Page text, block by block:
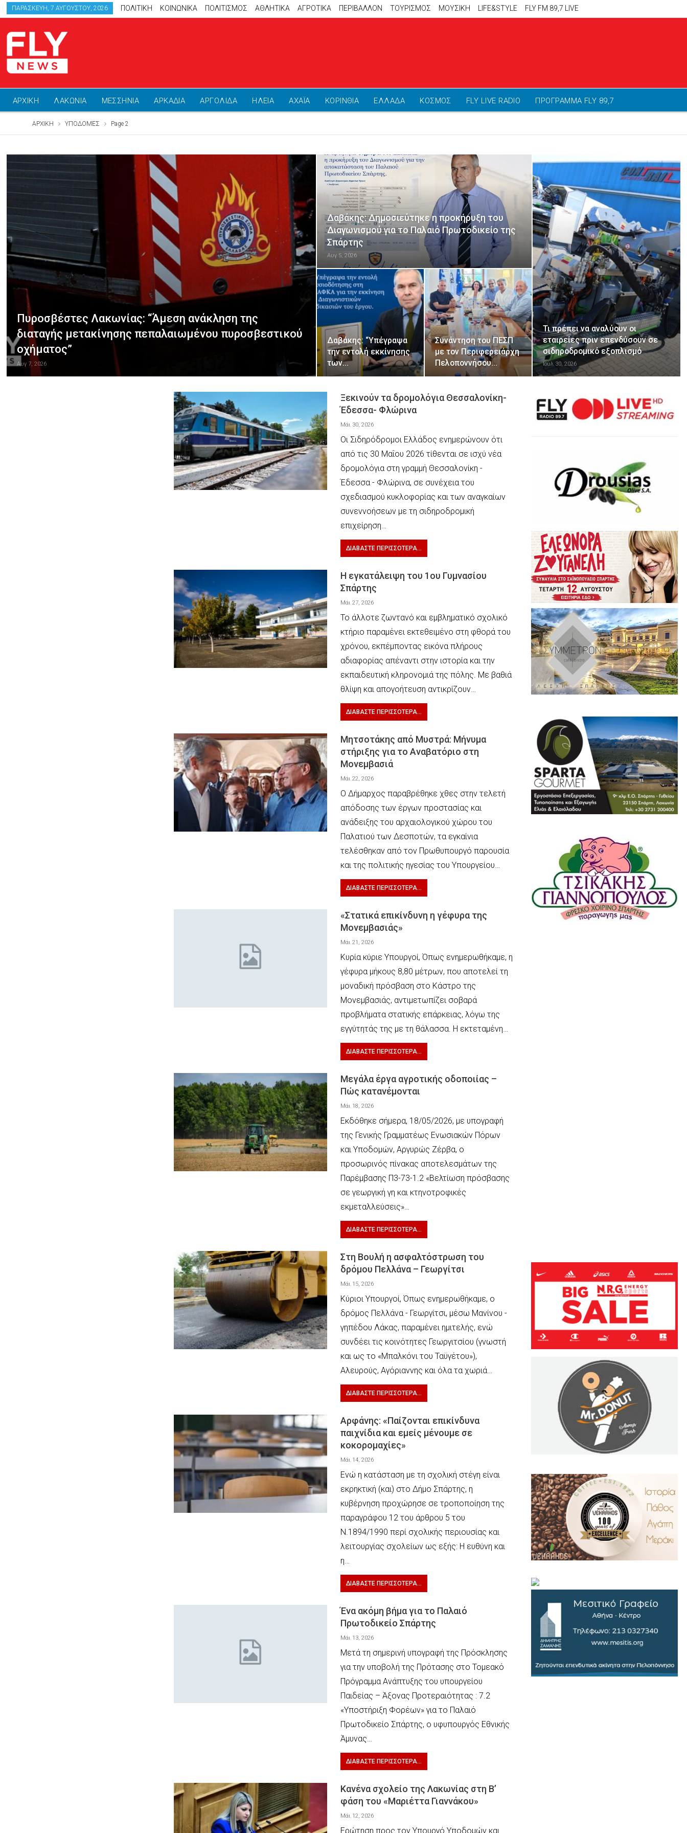
ΠΑΡΑΣΚΕΥΉ, 7 ΑΥΓΟΎΣΤΟΥ, 2026 ΠΟΛΙΤΙΚΗ ΚΟΙΝΩΝΙΚΑ ΠΟΛΙΤΙΣΜΟΣ ΑΘΛΗΤΙΚΆ ΑΓΡΟΤΙΚΑ ΠΕΡΙΒΑΛΛΟΝ ΤΟΥΡΙΣΜΟΣ ΜΟΥΣΙΚΗ LIFE&STYLE FLY FM 89,7 LIVE
ΑΡΧΙΚΗ ΛΑΚΩΝΙΑ ΜΕΣΣΗΝΙΑ ΑΡΚΑΔΙΑ ΑΡΓΟΛΙΔΑ ΗΛΕΙΑ ΑΧΑΪΑ ΚΟΡΙΝΘΙΑ ΕΛΛΑΔΑ ΚΟΣΜΟΣ FLY LIVE RADIO ΠΡΟΓΡΑΜΜΑ FLY 89,7
ΑΡΧΙΚΗ ΥΠΟΔΟΜΕΣ Page 2
Πυροσβέστες Λακωνίας: “Άμεση ανάκληση της
διαταγής μετακίνησης πεπαλαιωμένου πυροσβεστικού
οχήματος”
Αυγ 7, 2026
Δαβάκης: Δημοσιεύτηκε η προκήρυξη του
Διαγωνισμού για το Παλαιό Πρωτοδικείο της
Σπάρτης
Αυγ 5, 2026
Δαβάκης: “Υπέγραψα
την εντολή εκκίνησης
των…
Συνάντηση του ΠΕΣΠ
με τον Περιφερειάρχη
Πελοποννήσου…
Τι πρέπει να αναλύουν οι
εταιρείες πριν επενδύσουν σε
σιδηροδρομικό εξοπλισμό
Ιούλ 30, 2026
Ξεκινούν τα δρομολόγια Θεσσαλονίκη-
Έδεσσα- Φλώρινα
Μάι 30, 2026
Οι Σιδηρόδρομοι Ελλάδος ενημερώνουν ότι
από τις 30 Μαΐου 2026 τίθενται σε ισχύ νέα
δρομολόγια στη γραμμή Θεσσαλονίκη -
Έδεσσα - Φλώρινα, σε συνέχεια του
σχεδιασμού κυκλοφορίας και των αναγκαίων
συνεννοήσεων με τη σιδηροδρομική
επιχείρηση…
ΔΙΑΒΆΣΤΕ ΠΕΡΙΣΣΌΤΕΡΑ...
Η εγκατάλειψη του 1ου Γυμνασίου
Σπάρτης
Μάι 27, 2026
Το άλλοτε ζωντανό και εμβληματικό σχολικό
κτήριο παραμένει εκτεθειμένο στη φθορά του
χρόνου, εκπέμποντας εικόνα πλήρους
αδιαφορίας απέναντι στην ιστορία και την
εκπαιδευτική κληρονομιά της πόλης. Με βαθιά
θλίψη και απογοήτευση αντικρίζουν…
ΔΙΑΒΆΣΤΕ ΠΕΡΙΣΣΌΤΕΡΑ...
Μητσοτάκης από Μυστρά: Μήνυμα
στήριξης για το Αναβατόριο στη
Μονεμβασιά
Μάι 22, 2026
Ο Δήμαρχος παραβρέθηκε χθες στην τελετή
απόδοσης των έργων προστασίας και
ανάδειξης του αρχαιολογικού χώρου του
Παλατιού των Δεσποτών, τα εγκαίνια
τελέσθηκαν από τον Πρωθυπουργό παρουσία
και της πολιτικής ηγεσίας του Υπουργείου…
ΔΙΑΒΆΣΤΕ ΠΕΡΙΣΣΌΤΕΡΑ...
​«Στατικά επικίνδυνη η γέφυρα της
Μονεμβασιάς»
Μάι 21, 2026
Κυρία κύριε Υπουργοί, Όπως ενημερωθήκαμε, η
γέφυρα μήκους 8,80 μέτρων, που αποτελεί τη
μοναδική πρόσβαση στο Κάστρο της
Μονεμβασιάς, αντιμετωπίζει σοβαρά
προβλήματα στατικής επάρκειας, λόγω της
εγγύτητάς της με τη θάλασσα. Η εκτεταμένη…
ΔΙΑΒΆΣΤΕ ΠΕΡΙΣΣΌΤΕΡΑ...
Μεγάλα έργα αγροτικής οδοποιίας –
Πώς κατανέμονται
Μάι 18, 2026
Εκδόθηκε σήμερα, 18/05/2026, με υπογραφή
της Γενικής Γραμματέως Ενωσιακών Πόρων
και Υποδομών, Αργυρώς Ζέρβα, ο
προσωρινός πίνακας αποτελεσμάτων της
Παρέμβασης Π3-73-1.2 «Βελτίωση πρόσβασης
σε γεωργική γη και κτηνοτροφικές
εκμεταλλεύσεις»…
ΔΙΑΒΆΣΤΕ ΠΕΡΙΣΣΌΤΕΡΑ...
Στη Βουλή η ασφαλτόστρωση του
δρόμου Πελλάνα – Γεωργίτσι
Μάι 15, 2026
Κύριοι Υπουργοί, Όπως ενημερωθήκαμε, ο
δρόμος Πελλάνα - Γεωργίτσι, μέσω Μανίνου -
γηπέδου Λάκας, παραμένει ημιτελής, ενώ
συνδέει τις κοινότητες Γεωργιτσίου (γνωστή
και ως το «Μπαλκόνι του Ταϋγέτου»),
Αλευρούς, Αγόριαννης και όλα τα χωριά…
ΔΙΑΒΆΣΤΕ ΠΕΡΙΣΣΌΤΕΡΑ...
Αρφάνης: «Παίζονται επικίνδυνα
παιχνίδια και εμείς μένουμε σε
κοκορομαχίες»
Μάι 14, 2026
Ενώ η κατάσταση με τη σχολική στέγη είναι
εκρηκτική (και) στο Δήμο Σπάρτης, η
κυβέρνηση προχώρησε σε τροποποίηση της
παραγράφου 12 του άρθρου 5 του
Ν.1894/1990 περί σχολικής περιουσίας και
λειτουργίας σχολείων ως εξής: Η ευθύνη και
η…
ΔΙΑΒΆΣΤΕ ΠΕΡΙΣΣΌΤΕΡΑ...
Ένα ακόμη βήμα για το Παλαιό
Πρωτοδικείο Σπάρτης
Μάι 13, 2026
Μετά τη σημερινή υπογραφή της Πρόσκλησης
για την υποβολή της Πρότασης στο Τομεακό
Πρόγραμμα Ανάπτυξης του υπουργείου
Παιδείας – Άξονας Προτεραιότητας : 7.2
«Υποστήριξη Φορέων» για το Παλαιό
Πρωτοδικείο Σπάρτης, ο υφυπουργός Εθνικής
Άμυνας…
ΔΙΑΒΆΣΤΕ ΠΕΡΙΣΣΌΤΕΡΑ...
Κανένα σχολείο της Λακωνίας στη Β’
φάση του «Μαριέττα Γιαννάκου»
Μάι 12, 2026
Ερώτηση προς τον Υπουργό Υποδομών και